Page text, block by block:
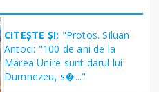
CITEȘTE ȘI: "Protos. Siluan
Antoci: "100 de ani de la
Marea Unire sunt darul lui
Dumnezeu, s�..."